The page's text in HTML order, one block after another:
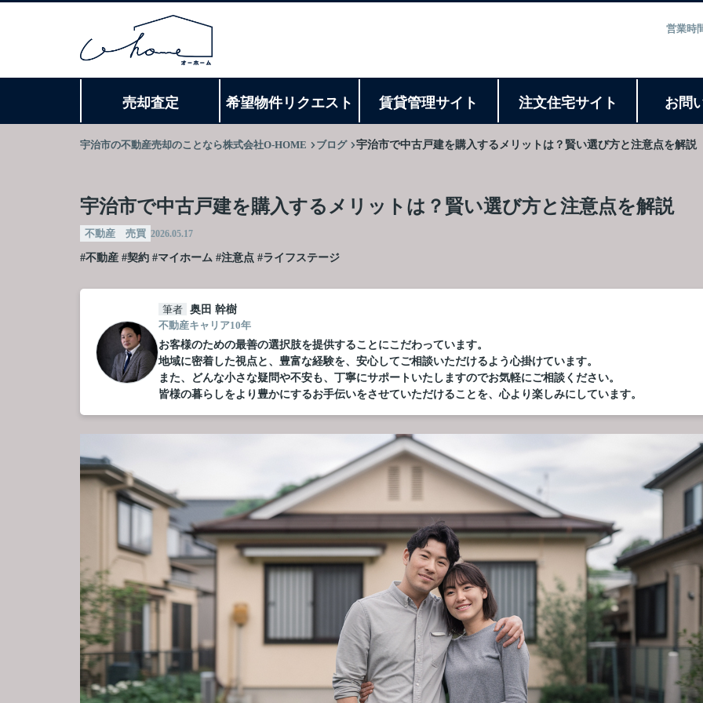
営業時
売却査定 希望物件リクエスト 賃貸管理サイト 注文住宅サイト お問
宇治市の不動産売却のことなら株式会社O-HOME ブログ 宇治市で中古戸建を購入するメリットは？賢い選び方と注意点を解説
宇治市で中古戸建を購入するメリットは？賢い選び方と注意点を解説
不動産 売買 2026.05.17
#不動産 #契約 #マイホーム #注意点 #ライフステージ
筆者 奥田 幹樹
不動産キャリア10年
お客様のための最善の選択肢を提供することにこだわっています。
地域に密着した視点と、豊富な経験を、安心してご相談いただけるよう心掛けています。
また、どんな小さな疑問や不安も、丁寧にサポートいたしますのでお気軽にご相談ください。
皆様の暮らしをより豊かにするお手伝いをさせていただけることを、心より楽しみにしています。